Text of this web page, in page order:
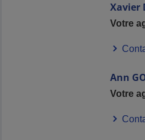
Xavier
Votre
Ann
Votre